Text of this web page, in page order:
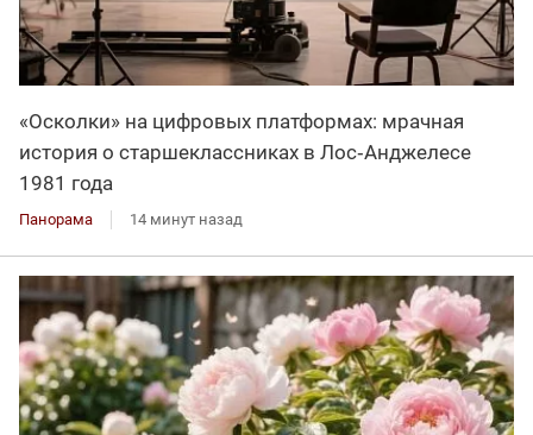
«Осколки» на цифровых платформах: мрачная
история о старшеклассниках в Лос‑Анджелесе
1981 года
Панорама 14 минут назад